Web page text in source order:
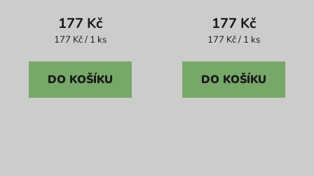
177 Kč
Měrná
177 Kč / 1 ks
DO KOŠÍKU
177 Kč
Měrná
177 Kč / 1 ks
DO KOŠÍKU